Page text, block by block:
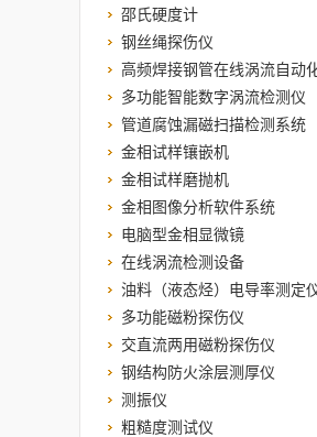
邵氏硬度计
钢丝绳探伤仪
高频焊接钢管在线涡流自动
检测系统
多功能智能数字涡流检测仪
管道腐蚀漏磁扫描检测系统
金相试样镶嵌机
金相试样磨抛机
金相图像分析软件系统
电脑型金相显微镜
在线涡流检测设备
油料（液态烃）电导率测定
多功能磁粉探伤仪
交直流两用磁粉探伤仪
钢结构防火涂层测厚仪
测振仪
粗糙度测试仪